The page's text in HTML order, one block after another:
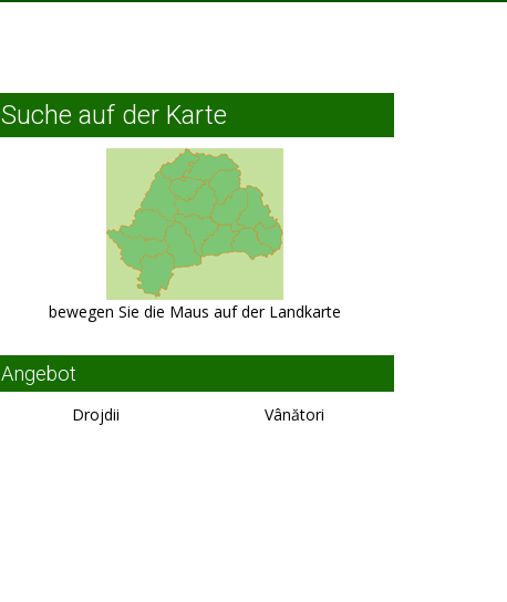
Suche auf der Karte
bewegen Sie die Maus auf der Landkarte
Angebot
Drojdii Vânători